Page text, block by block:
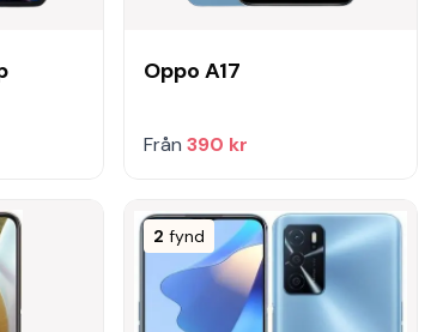
Oppo A17
Från 390 kr
2 fynd